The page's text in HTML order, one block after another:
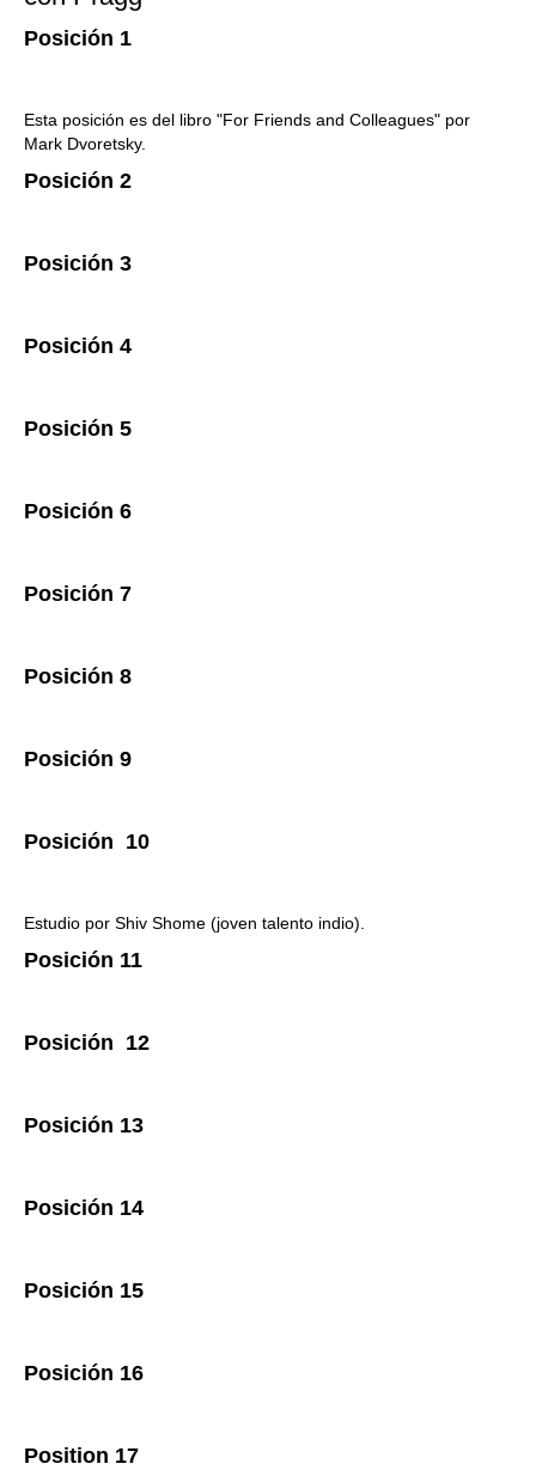
Posición 1
Esta posición es del libro "For Friends and Colleagues" por
Mark Dvoretsky.
Posición 2
Posición 3
Posición 4
Posición 5
Posición 6
Posición 7
Posición 8
Posición 9
Posición 10
Estudio por Shiv Shome (joven talento indio).
Posición 11
Posición 12
Posición 13
Posición 14
Posición 15
Posición 16
Position 17